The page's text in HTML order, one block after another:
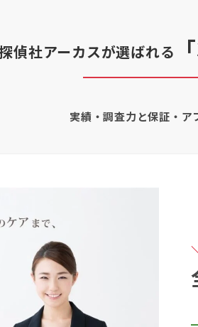
偵社アーカスが選ばれる
実績・調査力と保証・ア